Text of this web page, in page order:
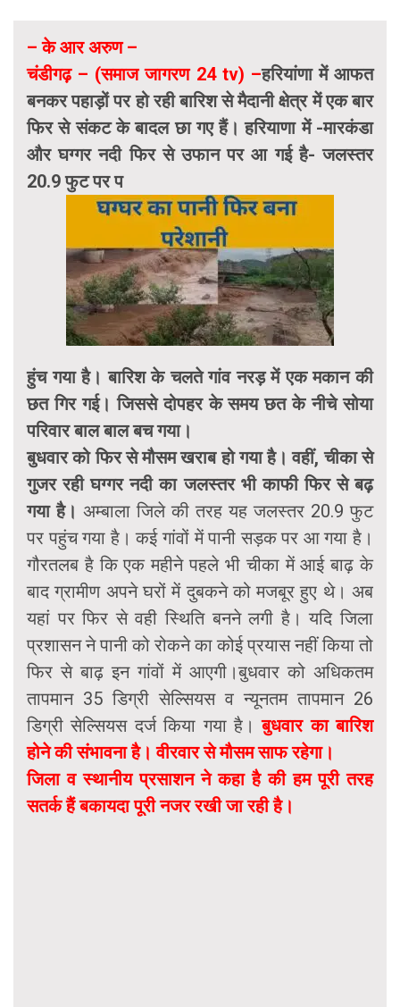
– के आर अरुण –
चंडीगढ़ – (समाज जागरण 24 tv) –हरियांणा में आफत
बनकर पहाड़ों पर हो रही बारिश से मैदानी क्षेत्र में एक बार
फिर से संकट के बादल छा गए हैं। हरियाणा में -मारकंडा
और घग्गर नदी फिर से उफान पर आ गई है- जलस्तर
20.9 फुट पर प
हुंच गया है। बारिश के चलते गांव नरड़ में एक मकान की
छत गिर गई। जिससे दोपहर के समय छत के नीचे सोया
परिवार बाल बाल बच गया।
बुधवार को फिर से मौसम खराब हो गया है। वहीं, चीका से
गुजर रही घग्गर नदी का जलस्तर भी काफी फिर से बढ़
गया है। अम्बाला जिले की तरह यह जलस्तर 20.9 फुट
पर पहुंच गया है। कई गांवों में पानी सड़क पर आ गया है।
गौरतलब है कि एक महीने पहले भी चीका में आई बाढ़ के
बाद ग्रामीण अपने घरों में दुबकने को मजबूर हुए थे। अब
यहां पर फिर से वही स्थिति बनने लगी है। यदि जिला
प्रशासन ने पानी को रोकने का कोई प्रयास नहीं किया तो
फिर से बाढ़ इन गांवों में आएगी।बुधवार को अधिकतम
तापमान 35 डिग्री सेल्सियस व न्यूनतम तापमान 26
डिग्री सेल्सियस दर्ज किया गया है।बुधवार का बारिश
होने की संभावना है। वीरवार से मौसम साफ रहेगा।
जिला व स्थानीय प्रसाशन ने कहा है की हम पूरी तरह
सतर्क हैं बकायदा पूरी नजर रखी जा रही है।